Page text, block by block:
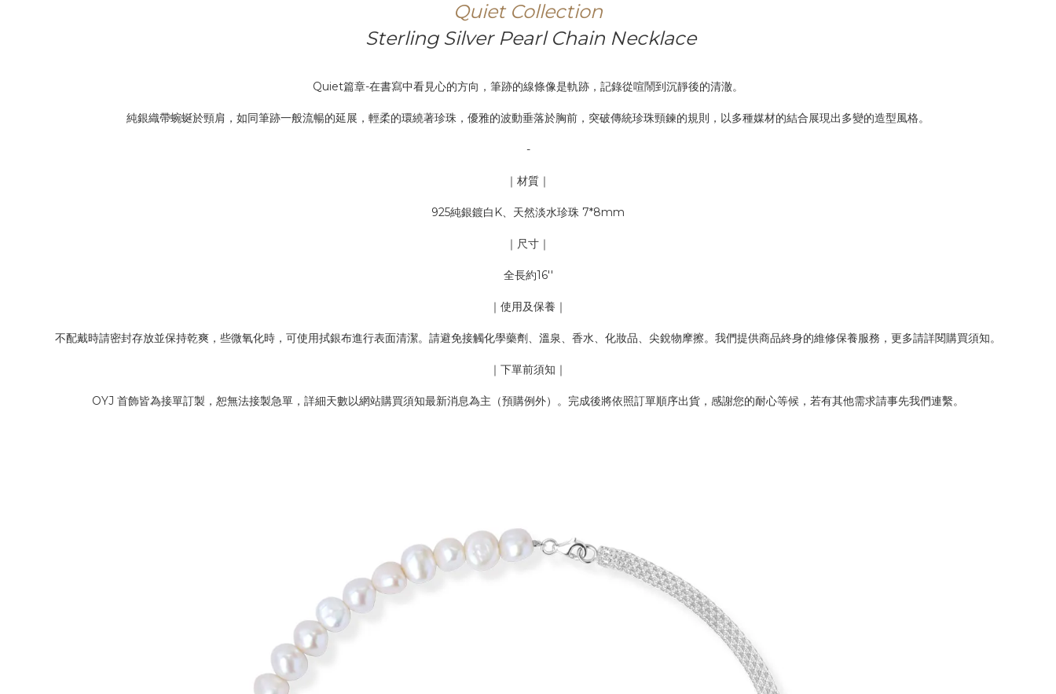
Quiet Collection
Sterling Silver Pearl Chain Necklace
Quiet篇章-在書寫中看見心的方向，筆跡的線條像是軌跡，記錄從喧鬧到沉靜後的清澈。
純銀織帶蜿蜒於頸肩，如同筆跡一般流暢的延展，輕柔的環繞著珍珠，優雅的波動垂落於胸前，突破傳統珍珠頸鍊的規則，以多種媒材的結合展現出多變的造型風格。
-
｜材質｜
925純銀鍍白K、天然淡水珍珠 7*8mm
｜尺寸｜
全長約16''
｜使用及保養｜
不配戴時請密封存放並保持乾爽，些微氧化時，可使用拭銀布進行表面清潔。請避免接觸化學藥劑、溫泉、香水、化妝品、尖銳物摩擦。我們提供商品終身的維修保養服務，更多請詳閱購買須知。
｜下單前須知｜
OYJ 首飾皆為接單訂製，恕無法接製急單，詳細天數以網站購買須知最新消息為主（預購例外）。完成後將依照訂單順序出貨，感謝您的耐心等候，若有其他需求請事先我們連繫。